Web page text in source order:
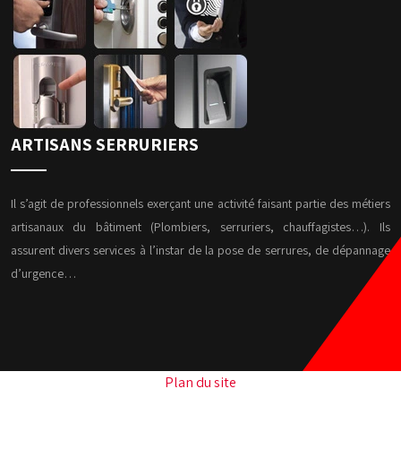
ARTISANS SERRURIERS
Il s’agit de professionnels exerçant une activité faisant partie des métiers
artisanaux du bâtiment (Plombiers, serruriers, chauffagistes…). Ils
assurent divers services à l’instar de la pose de serrures, de dépannage
d’urgence…
Plan du site